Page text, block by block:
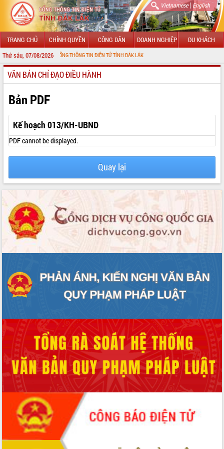
Vietnamese| English
TRANG CHỦ CHÍNH QUYỀN CÔNG DÂN DOANH NGHIỆP DU KHÁCH
Thứ sáu, 07/08/2026
ĐẾN VỚI CỔNG THÔNG TIN ĐIỆN TỬ TỈNH ĐẮK LẮK
GIỚI THIỆU
LÃNH ĐẠO UBND TỈNH
TIN TỨC SỰ KIỆN
SỞ, BAN, NGÀNH
UBND CÁC XÃ, PHƯỜNG
THÔNG TIN CHỈ ĐẠO ĐIỀU HÀNH
VĂN BẢN HĐND TỈNH
ĐIỂM TIN VĂN BẢN
VĂN BẢN CHỈ ĐẠO ĐIỀU HÀNH
Bản PDF
Kế hoạch 013/KH-UBND
PDF cannot be displayed.
Quay lại